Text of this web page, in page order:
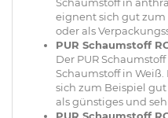
eignent sich gut zum
oder als
PUR Schaumstoff
Der PUR
Schaumstoff in
sich zum Beispiel
als günstiges und
PUR Schaumstoff